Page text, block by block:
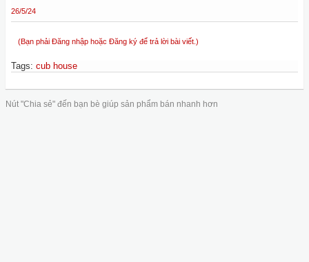
26/5/24
(Bạn phải Đăng nhập hoặc Đăng ký để trả lời bài viết.)
Tags: cub house
Nút "Chia sẻ" đến bạn bè giúp sản phẩm bán nhanh hơn